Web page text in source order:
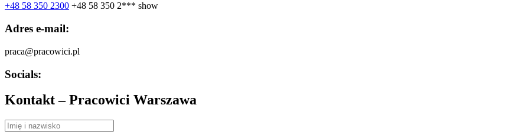
+48 58 350 2300 +48 58 350 2*** show
Adres e-mail:
praca@pracowici.pl
Socials:
Kontakt – Pracowici Warszawa